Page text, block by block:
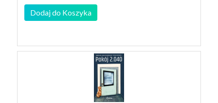
Dodaj do Koszyka